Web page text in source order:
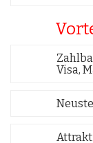
Visa,